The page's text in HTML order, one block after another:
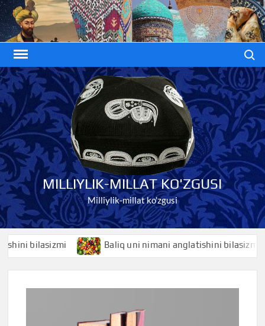
Skip
to
content
MILLIYLIK-MILLAT KO'ZGUSI
Milliylik-millat ko'zgusi
bilasizmi Baliq uni nimani anglatishini bilasizmi